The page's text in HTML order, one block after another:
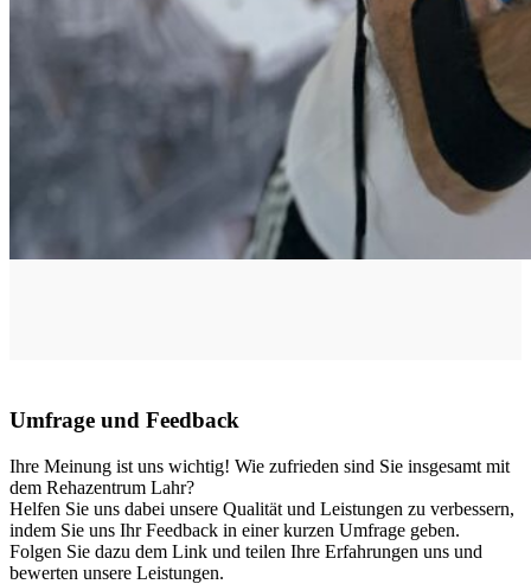
Umfrage und Feedback
Ihre Meinung ist uns wichtig! Wie zufrieden sind Sie insgesamt mit
dem Rehazentrum Lahr?
Helfen Sie uns dabei unsere Qualität und Leistungen zu verbessern,
indem Sie uns Ihr Feedback in einer kurzen Umfrage geben.
Folgen Sie dazu dem Link und teilen Ihre Erfahrungen uns und
bewerten unsere Leistungen.